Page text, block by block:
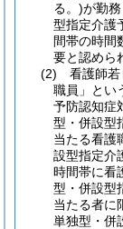
る。)が勤
型指定介護
間帯の時間
要と認めら
(2)
看護師
職員」とい
予防認知症
型・併設型
当たる看護
設型指定介
時間帯に看
型・併設型
当たる者に
単独型・併